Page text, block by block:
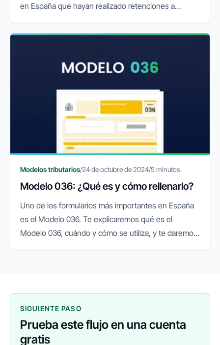
en España que hayan realizado retenciones a
Personas Físicas). Esta...
Modelos tributarios/24 de octubre de 2024/5 minutos
Modelo 036: ¿Qué es y cómo rellenarlo?
Uno de los formularios más importantes en España
es el Modelo 036. Te explicaremos qué es el
Modelo 036, cuándo y cómo se utiliza, y te daremos
SIGUIENTE PASO
Prueba este flujo en una cuenta
gratis